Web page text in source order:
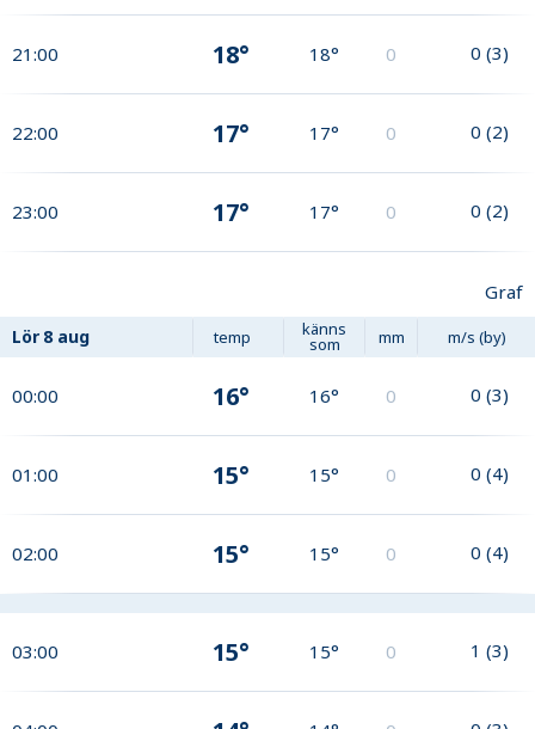
21:00 18° 18° 0 0 (3)
22:00 17° 17° 0 0 (2)
23:00 17° 17° 0 0 (2)
Graf
Lör 8 aug temp känns
som mm m/s (by)
00:00 16° 16° 0 0 (3)
01:00 15° 15° 0 0 (4)
02:00 15° 15° 0 0 (4)
03:00 15° 15° 0 1 (3)